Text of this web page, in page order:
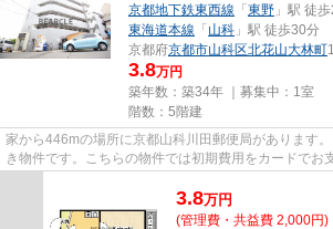
京都地下鉄東西線 「 東野 」駅 徒
東海道本線 「 山科 」駅 徒歩30分
京都府京都市山科区北花山大林町
3.8万円
築年数：築34年 ｜募集中： 1室
階数：5階建
家から446mの場所に京都山科川田郵便局があります
き物件です。こちらの物件では初期費用をカードでお
3.8万円
(管理費・共益費 2,000円)